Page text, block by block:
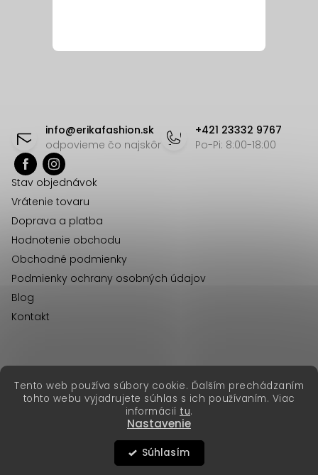
Tento web používa súbory cookie. Ďalším prechádzaním
tohto webu vyjadrujete súhlas s ich používaním. Viac
informácií tu.
Nastavenie
Súhlasím
info@erikafashion.sk
odpovieme čo najskôr
+421 23332 9767
Po-Pi: 8:00-18:00
Stav objednávok
Vrátenie tovaru
Doprava a platba
Hodnotenie obchodu
Obchodné podmienky
Podmienky ochrany osobných údajov
Blog
Kontakt
Vytvoril Shoptet Premium
Copyright 2026Erika Fashion. Všetky práva vyhradené.
erikafashion.cz